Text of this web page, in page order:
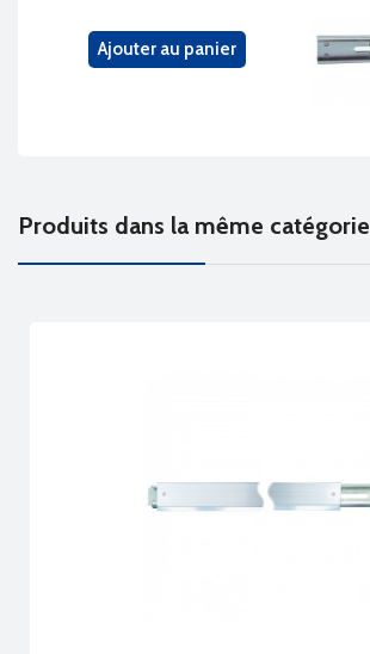
Ajouter au panier
Produits dans la même catégorie